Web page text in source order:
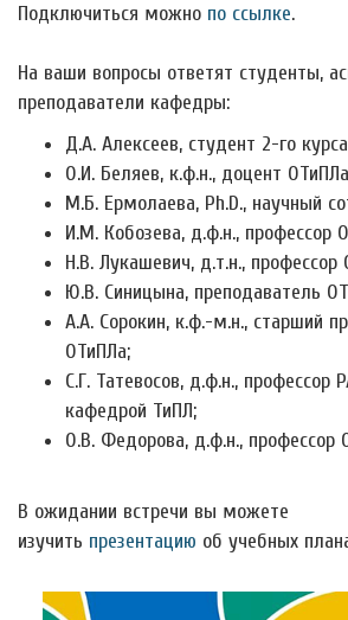
Подключиться можно по ссылке.
На ваши вопросы ответят студенты,
преподаватели кафедры:
Д.А. Алексеев, студент 2-го
О.И. Беляев, к.ф.н., доцент
М.Б. Ермолаева, Ph.D., научный
И.М. Кобозева, д.ф.н., профессор
Н.В. Лукашевич, д.т.н., профессор
Ю.В. Синицына, преподаватель
А.А. Сорокин, к.ф.-м.н., старший
ОТиПЛа;
С.Г. Татевосов, д.ф.н., профессор
кафедрой ТиПЛ;
О.В. Федорова, д.ф.н., профессор
В ожидании встречи вы можете
изучить презентацию об учебных